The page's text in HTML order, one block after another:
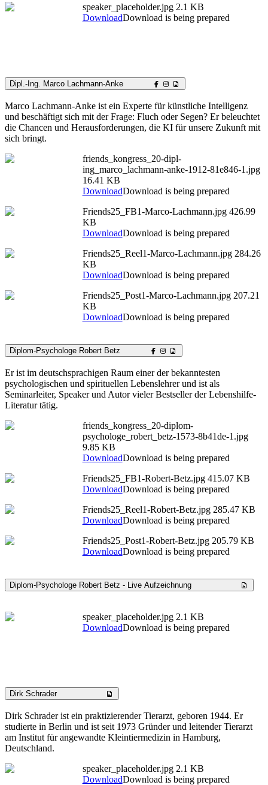
speaker_placeholder.jpg 2.1 KB
DownloadDownload is being prepared
Dipl.-Ing. Marco Lachmann-Anke
Marco Lachmann-Anke ist ein Experte für künstliche Intelligenz
und beschäftigt sich mit der Frage: Fluch oder Segen? Er beleuchtet
die Chancen und Herausforderungen, die KI für unsere Zukunft mit
sich bringt.
friends_kongress_20-dipl-
ing_marco_lachmann-anke-1912-81e846-1.jpg
16.41 KB
DownloadDownload is being prepared
Friends25_FB1-Marco-Lachmann.jpg 426.99
KB
DownloadDownload is being prepared
Friends25_Reel1-Marco-Lachmann.jpg 284.26
KB
DownloadDownload is being prepared
Friends25_Post1-Marco-Lachmann.jpg 207.21
KB
DownloadDownload is being prepared
Diplom-Psychologe Robert Betz
Er ist im deutschsprachigen Raum einer der bekanntesten
psychologischen und spirituellen Lebenslehrer und ist als
Seminarleiter, Speaker und Autor vieler Bestseller der Lebenshilfe-
Literatur tätig.
friends_kongress_20-diplom-
psychologe_robert_betz-1573-8b41de-1.jpg
9.85 KB
DownloadDownload is being prepared
Friends25_FB1-Robert-Betz.jpg 415.07 KB
DownloadDownload is being prepared
Friends25_Reel1-Robert-Betz.jpg 285.47 KB
DownloadDownload is being prepared
Friends25_Post1-Robert-Betz.jpg 205.79 KB
DownloadDownload is being prepared
Diplom-Psychologe Robert Betz - Live Aufzeichnung
speaker_placeholder.jpg 2.1 KB
DownloadDownload is being prepared
Dirk Schrader
Dirk Schrader ist ein praktizierender Tierarzt, geboren 1944. Er
studierte in Berlin und ist seit 1973 Gründer und leitender Tierarzt
am Institut für angewandte Kleintiermedizin in Hamburg,
Deutschland.
speaker_placeholder.jpg 2.1 KB
DownloadDownload is being prepared